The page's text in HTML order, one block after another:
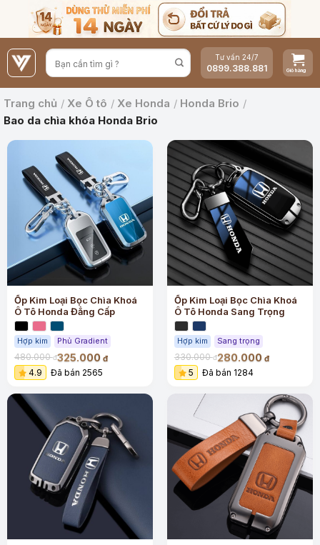
nội
dung
Tư vấn 24/7
0899.388.881
Trang chủ / Xe Ô tô / Xe Honda / Honda Brio /
Bao da chìa khóa Honda Brio
Ốp Kim Loại Bọc Chìa Khoá
Ô Tô Honda Đẳng Cấp
Hợp kim Phủ Gradient
480.000đ325.000 đ
4.9 Đã bán 2565
Ốp Kim Loại Bọc Chìa Khoá
Ô Tô Honda Sang Trọng
Hợp kim Sang trọng
330.000đ280.000 đ
5 Đã bán 1284